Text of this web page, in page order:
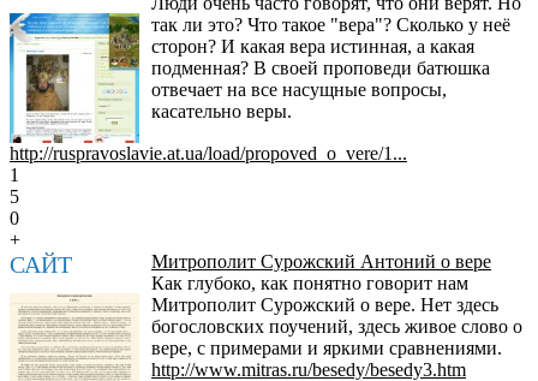
так ли это? Что такое "вера"? Сколько у неё
сторон? И какая вера истинная, а какая
подменная? В своей проповеди батюшка
отвечает на все насущные вопросы,
касательно веры.
http://ruspravoslavie.at.ua/load/propoved_o_vere/1...
1
5
0
+
САЙТ
Митрополит Сурожский Антоний о вере
Как глубоко, как понятно говорит нам
Митрополит Сурожский о вере. Нет здесь
богословских поучений, здесь живое слово о
вере, с примерами и яркими сравнениями.
http://www.mitras.ru/besedy/besedy3.htm